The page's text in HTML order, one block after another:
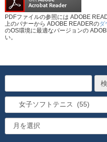
PDFファイルの参照には ADOBE
上のバナーから ADOBE READERのダ
のOS環境に最適なバージョンの
い。